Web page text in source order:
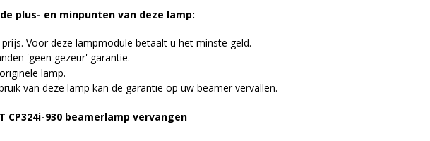
plus- en minpunten van deze lamp:
Voor deze lampmodule betaalt u het minste geld.
'geen gezeur' garantie.
lamp.
van deze lamp kan de garantie op uw beamer vervallen.
CP324i-930 beamerlamp vervangen